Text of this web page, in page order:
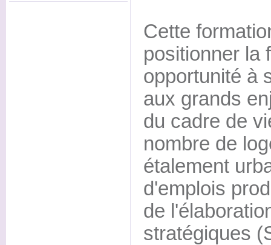
Cette
positionner la
opportunité à
aux grands
du cadre de
nombre de
étalement
d'emplois
de
stratégiques